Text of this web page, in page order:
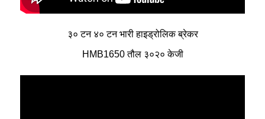
३० टन ४० टन भारी हाइड्रोलिक ब्रेकर
HMB1650 तौल ३०२० केजी